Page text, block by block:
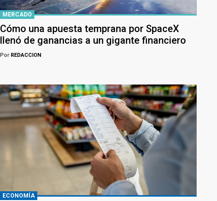
MERCADO
Cómo una apuesta temprana por SpaceX
llenó de ganancias a un gigante financiero
Por REDACCION
ECONOMÍA